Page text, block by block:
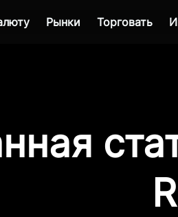
Рынки Торговать